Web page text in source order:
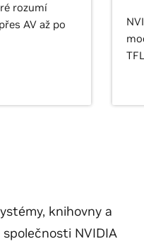
rozumí
AV až po
knihovny a
NVIDIA